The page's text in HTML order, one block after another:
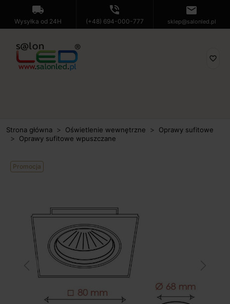
local_shipping
Wysyłka od 24H
phone_in_talk
(+48) 694-000-777
mail
sklep@salonled.pl
favorite_border
Strona główna Oświetlenie wewnętrzne
Oprawy sufitowe
Oprawy sufitowe wpuszczane
Promocja
Previous